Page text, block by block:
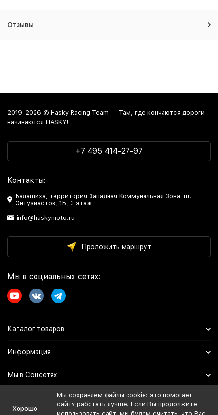
Отзывы
2019-2026 © Hasky Racing Team — Там, где кончаются дороги -
начинаются HASKY!
+7 495 414-27-97
Контакты:
Балашиха, территория Западная Коммунальная Зона, ш.
Энтузиастов, 1Б, 3 этаж
info@haskymoto.ru
Проложить маршрут
Мы в социальных сетях:
Каталог товаров
Информация
Мы в Соцсетях
Политика персональных данных
Хорошо
Мы сохраняем файлы cookie: это помогает
сайту работать лучше. Если Вы продолжите
использовать сайт, мы будем считать, что Вас